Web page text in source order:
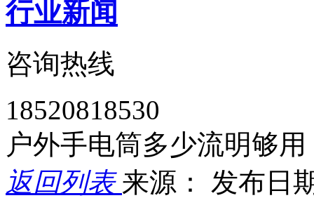
行业新闻
咨询热线
18520818530
户外手电筒多少流明够用
返回列表来源： 发布日